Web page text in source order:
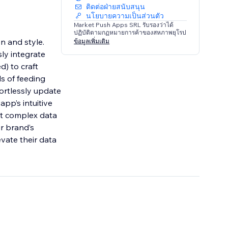
and style.
integrate
to craft
of feeding
update
intuitive
complex data
brand’s
their data
ติดต่อฝ่ายสนับสนุน
นโยบายความเป็นส่วนตัว
Market Push Apps SRL รับรองว่าได้
ปฏิบัติตามกฏหมายการค้าของสหภาพยุโรป
ข้อมูลเพิ่มเติม